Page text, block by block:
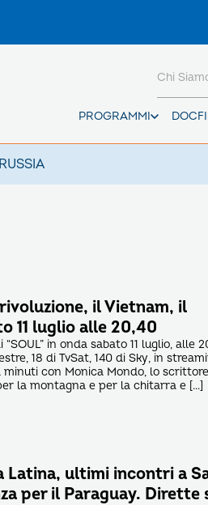
PROGRAMMI
Chi
rivoluzione, il Vietnam, il
11 luglio alle 20,40
in onda sabato 11 luglio, alle
18 di TvSat, 140 di Sky, in
con Monica Mondo, lo scrittore
la montagna e per la chitarra e […]
Latina, ultimi incontri a
per il Paraguay. Dirette